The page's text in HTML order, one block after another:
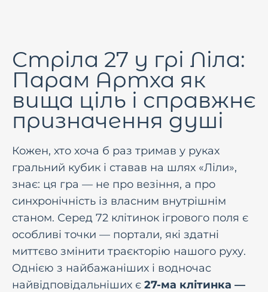
Стріла 27 у грі Ліла:
Парам Артха як
вища ціль і справжнє
призначення душі
Кожен, хто хоча б раз тримав у руках
гральний кубик і ставав на шлях «Ліли»,
знає: ця гра — не про везіння, а про
синхронічність із власним внутрішнім
станом. Серед 72 клітинок ігрового поля є
особливі точки — портали, які здатні
миттєво змінити траєкторію нашого руху.
Однією з найбажаніших і водночас
найвідповідальніших є 27-ма клітинка —